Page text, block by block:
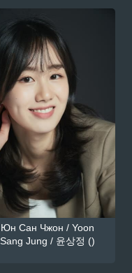
Юн Сан Чжон / Yoon
Sang Jung / 윤상정 ()